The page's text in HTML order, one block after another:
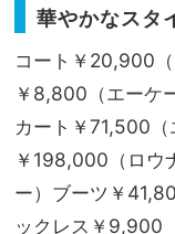
華やかなスタ
コート￥20,900
￥8,800（エーケ
カート￥71,500
￥198,000（ロウ
ー）ブーツ￥
ックレス￥9,900